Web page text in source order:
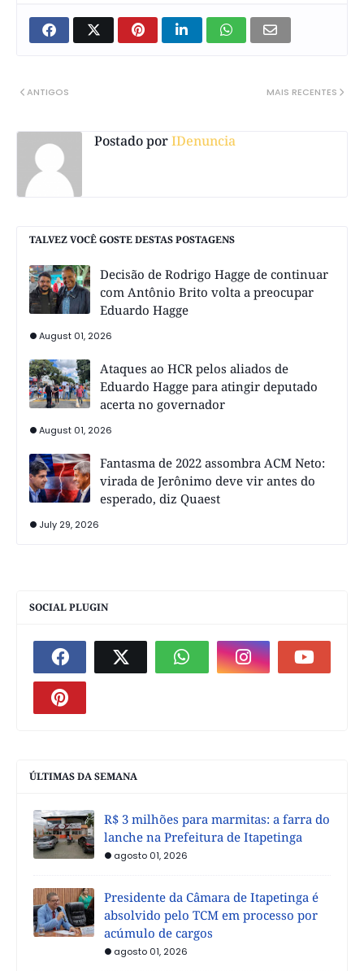
MAIS RECENTES
ANTIGOS
Postado porIDenuncia
TALVEZ VOCÊ GOSTE DESTAS POSTAGENS
Decisão de Rodrigo Hagge de continuar
com Antônio Brito volta a preocupar
Eduardo Hagge
August 01, 2026
Ataques ao HCR pelos aliados de
Eduardo Hagge para atingir deputado
acerta no governador
August 01, 2026
Fantasma de 2022 assombra ACM Neto:
virada de Jerônimo deve vir antes do
esperado, diz Quaest
July 29, 2026
SOCIAL PLUGIN
ÚLTIMAS DA SEMANA
R$ 3 milhões para marmitas: a farra do
lanche na Prefeitura de Itapetinga
agosto 01, 2026
Presidente da Câmara de Itapetinga é
absolvido pelo TCM em processo por
acúmulo de cargos
agosto 01, 2026